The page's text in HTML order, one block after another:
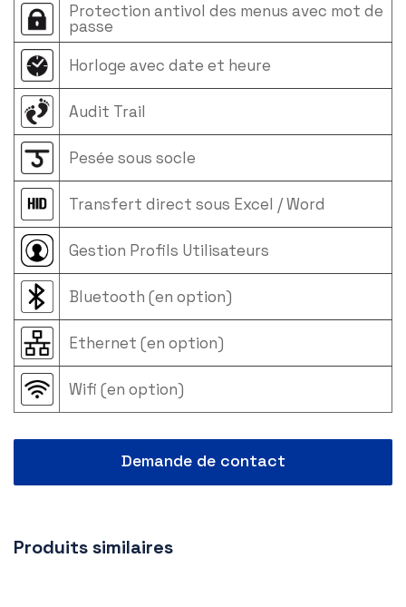
Protection antivol des menus avec mot de
passe
Horloge avec date et heure
Audit Trail
Pesée sous socle
Transfert direct sous Excel / Word
Gestion Profils Utilisateurs
Bluetooth (en option)
Ethernet (en option)
Wifi (en option)
Demande de contact
Produits similaires